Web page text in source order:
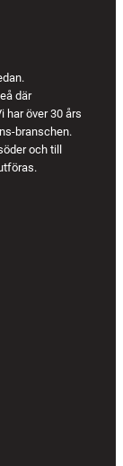
där
har över 30 års
branschen.
och till